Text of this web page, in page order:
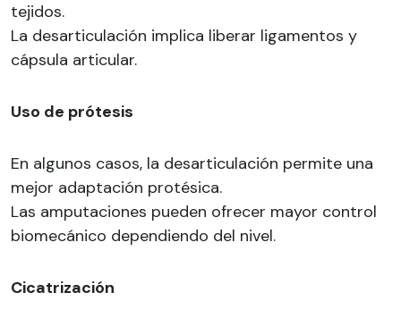
tejidos.
La desarticulación implica liberar ligamentos y
cápsula articular.
Uso de prótesis
En algunos casos, la desarticulación permite una
mejor adaptación protésica.
Las amputaciones pueden ofrecer mayor control
biomecánico dependiendo del nivel.
Cicatrización